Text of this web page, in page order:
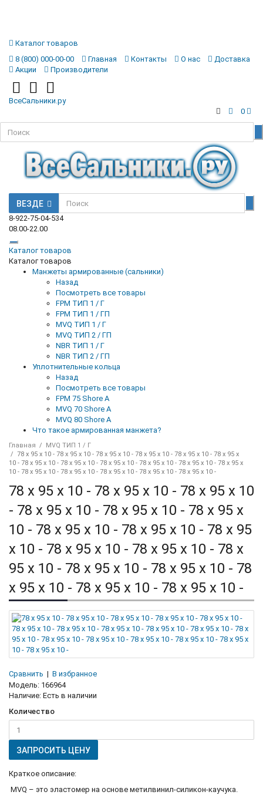
Каталог товаров
8 (800) 000-00-00
Главная Контакты О нас
Доставка
Акции
Производители
ВсеСальники.ру
0
ВЕЗДЕ
8-922-75-04-534
08.00-22.00
Каталог товаров
Каталог товаров
Манжеты армированные (сальники)
Назад
Посмотреть все товары
FPM ТИП 1 / Г
FPM ТИП 1 / ГП
MVQ ТИП 1 / Г
MVQ ТИП 2 / ГП
NBR ТИП 1 / Г
NBR ТИП 2 / ГП
Уплотнительные кольца
Назад
Посмотреть все товары
FPM 75 Shore A
MVQ 70 Shore A
MVQ 80 Shore A
Что такое армированная манжета?
Главная
MVQ ТИП 1 / Г
78 x 95 x 10 - 78 x 95 x 10 - 78 x 95 x 10 - 78 x 95 x 10 - 78 x 95 x 10 - 78 x 95 x
10 - 78 x 95 x 10 - 78 x 95 x 10 - 78 x 95 x 10 - 78 x 95 x 10 - 78 x 95 x 10 - 78 x 95 x
10 - 78 x 95 x 10 - 78 x 95 x 10 - 78 x 95 x 10 - 78 x 95 x 10 - 78 x 95 x 10 -
78 x 95 x 10 - 78 x 95 x 10 - 78 x 95 x 10
- 78 x 95 x 10 - 78 x 95 x 10 - 78 x 95 x
10 - 78 x 95 x 10 - 78 x 95 x 10 - 78 x 95
x 10 - 78 x 95 x 10 - 78 x 95 x 10 - 78 x
95 x 10 - 78 x 95 x 10 - 78 x 95 x 10 - 78
x 95 x 10 - 78 x 95 x 10 - 78 x 95 x 10 -
Сравнить | В избранное
Модель: 166964
Наличие: Есть в наличии
Количество
ЗАПРОСИТЬ ЦЕНУ
Краткое описание:
MVQ – это эластомер на основе метилвинил-силикон-каучука.